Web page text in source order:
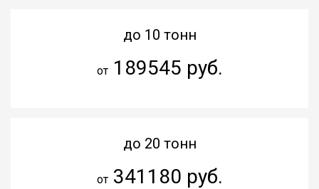
до 10 тонн
от189545 руб.
до 20 тонн
от341180 руб.